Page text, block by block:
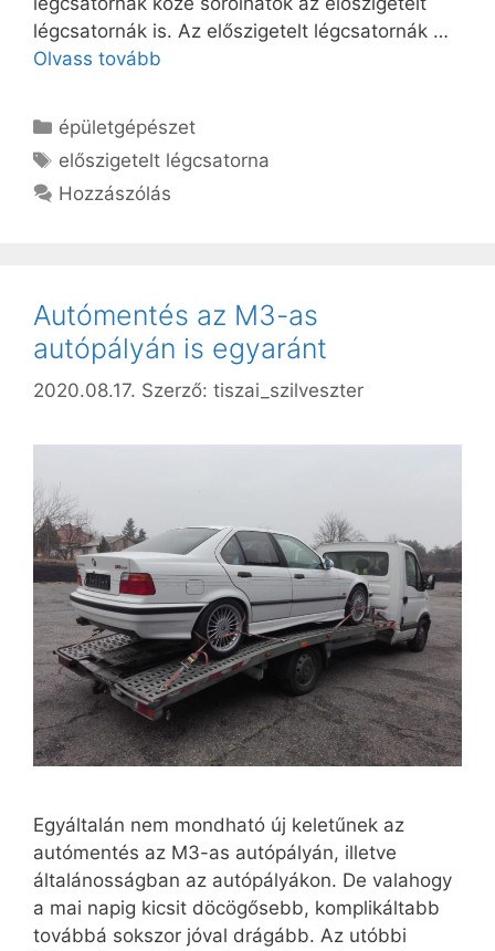
légcsatornák is. Az előszigetelt légcsatornák …
Olvass tovább
Kategória
épületgépészet
Címkék
előszigetelt légcsatorna
Hozzászólás
Autómentés az M3-as
autópályán is egyaránt
2020.08.17. Szerző: tiszai_szilveszter
Egyáltalán nem mondható új keletűnek az
autómentés az M3-as autópályán, illetve
általánosságban az autópályákon. De valahogy
a mai napig kicsit döcögősebb, komplikáltabb
továbbá sokszor jóval drágább. Az utóbbi